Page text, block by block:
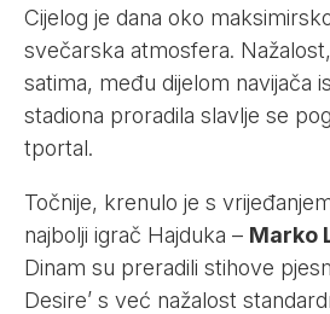
Cijelog je dana oko
svečarska atmosfera.
satima, među dijelom navijača
stadiona proradila slavlje se
tportal.
Točnije, krenulo je s
najbolji igrač Hajduka – Marko
Dinam su preradili stihove
Desire’ s već nažalost